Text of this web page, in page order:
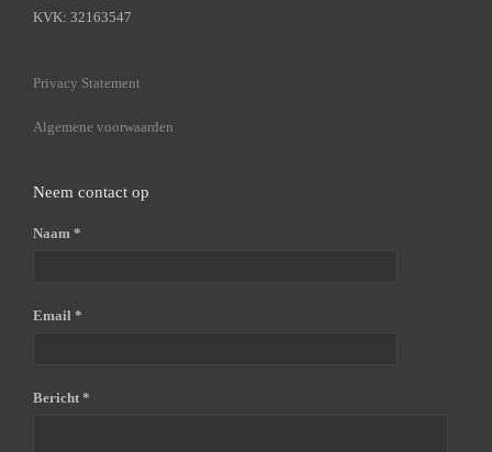
KVK: 32163547
Privacy Statement
Algemene voorwaarden
Neem contact op
Naam *
Email *
Bericht *